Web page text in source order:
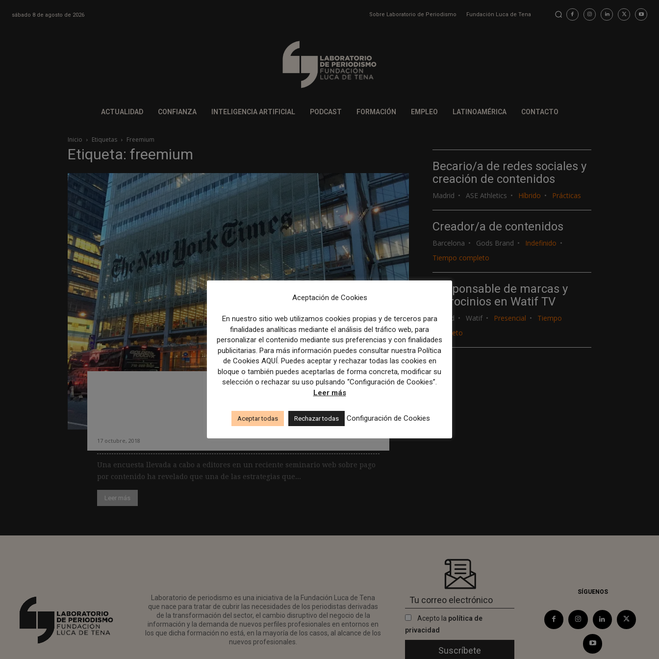
sábado 8 de agosto de 2026 Sobre Laboratorio de Periodismo Fundación Luca de Tena
ACTUALIDAD CONFIANZA INTELIGENCIA ARTIFICIAL PODCAST FORMACIÓN EMPLEO LATINOAMÉRICA CONTACTO
Inicio Etiquetas Freemium
Etiqueta: freemium
Los editores coinciden en que los
en suscriptores de pago
17 octubre, 2018
Una encuesta llevada a cabo a editores en un reciente seminario web sobre pago
por contenido ha revelado que una de las estrategias que...
Leer más
Becario/a de redes sociales y
creación de contenidos
Madrid ASE Athletics Híbrido Prácticas
Creador/a de contenidos
Barcelona Gods Brand
Indefinido
Tiempo completo
Responsable de marcas y
patrocinios en Watif TV
Madrid Watif Presencial
Tiempo
completo
Laboratorio de periodismo es una iniciativa de la Fundación Luca de Tena
que nace para tratar de cubrir las necesidades de los periodistas derivadas
de la transformación del sector, el cambio disruptivo del negocio de la
información y la demanda de nuevos perfiles profesionales en entornos en
los que dicha formación no está, en la mayoría de los casos, al alcance de los
nuevos profesionales.
Acepto la política de
privacidad
SÍGUENOS
Aceptación de Cookies
En nuestro sitio web utilizamos cookies propias y de terceros para
finalidades analíticas mediante el análisis del tráfico web, para
personalizar el contenido mediante sus preferencias y con finalidades
publicitarias. Para más información puedes consultar nuestra Política
de Cookies AQUÍ. Puedes aceptar y rechazar todas las cookies en
bloque o también puedes aceptarlas de forma concreta, modificar su
selección o rechazar su uso pulsando “Configuración de Cookies”.
Leer más
Aceptar todas Rechazar todas Configuración de Cookies